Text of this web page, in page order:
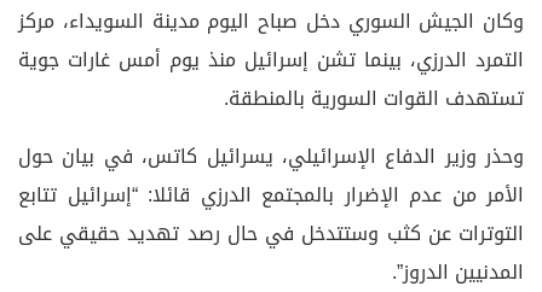
وكان الجيش السوري دخل صباح اليوم مدينة السويداء، مركز
التمرد الدرزي، بينما تشن إسرائيل منذ يوم أمس غارات جوية
تستهدف القوات السورية بالمنطقة.
وحذر وزير الدفاع الإسرائيلي، يسرائيل كاتس، في بيان حول
الأمر من عدم الإضرار بالمجتمع الدرزي قائلا: “إسرائيل تتابع
التوترات عن كثب وستتدخل في حال رصد تهديد حقيقي على
المدنيين الدروز”.